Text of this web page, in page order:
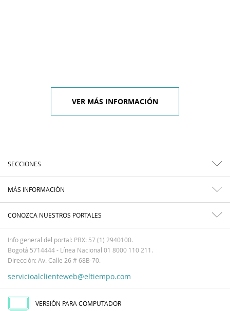
VER MÁS INFORMACIÓN
SECCIONES
MÁS INFORMACIÓN
CONOZCA NUESTROS PORTALES
Info general del portal: PBX: 57 (1) 2940100.
Bogotá 5714444 - Línea Nacional 01 8000 110 211.
Dirección: Av. Calle 26 # 68B-70.
servicioalclienteweb@eltiempo.com
VERSIÓN PARA COMPUTADOR